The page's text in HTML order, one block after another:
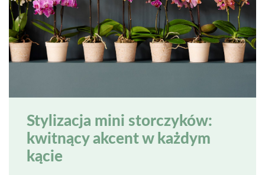
Stylizacja mini storczyków:
kwitnący akcent w każdym
kącie